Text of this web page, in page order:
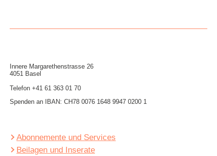
Innere Mar­garethen­strasse 26
4051 Basel
Telefon +41 61 363 01 70
Spenden an IBAN: CH78 0076 1648 9947 0200 1
Abonnemente und Services
Beilagen und Inserate